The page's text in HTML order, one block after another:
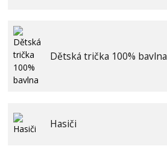
Dětská trička 100% bavlna
Hasiči